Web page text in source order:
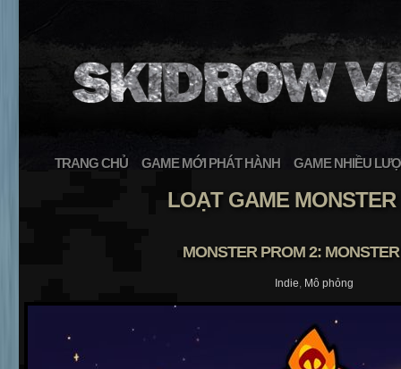
TRANG CHỦ GAME MỚI PHÁT HÀNH GAME NHIỀU
LOẠT GAME MONSTER
MONSTER PROM 2:
Indie, Mô phỏng